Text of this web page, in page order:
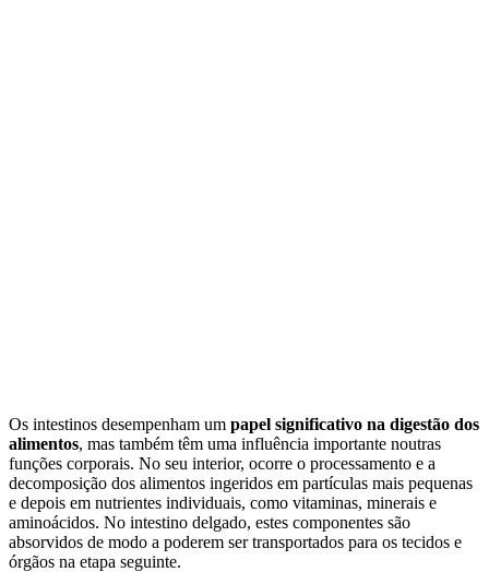
Os intestinos desempenham um papel significativo na digestão dos
alimentos, mas também têm uma influência importante noutras
funções corporais. No seu interior, ocorre o processamento e a
decomposição dos alimentos ingeridos em partículas mais pequenas
e depois em nutrientes individuais, como vitaminas, minerais e
aminoácidos. No intestino delgado, estes componentes são
absorvidos de modo a poderem ser transportados para os tecidos e
órgãos na etapa seguinte.